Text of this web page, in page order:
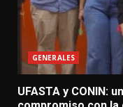
GENERALES
UFASTA y CONIN: